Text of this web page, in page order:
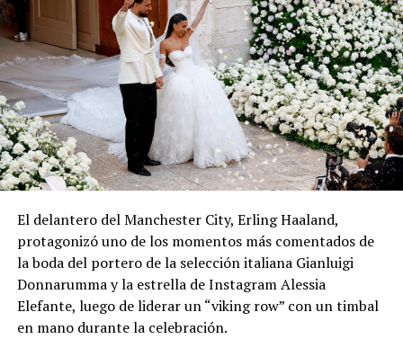
El delantero del Manchester City, Erling Haaland,
protagonizó uno de los momentos más comentados de
la boda del portero de la selección italiana Gianluigi
Donnarumma y la estrella de Instagram Alessia
Elefante, luego de liderar un “viking row” con un timbal
en mano durante la celebración.